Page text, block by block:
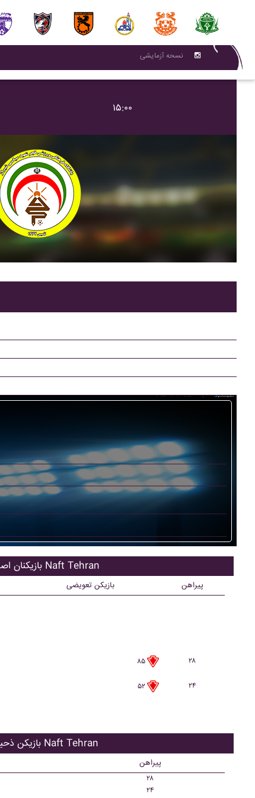
نسحه آزمایشی
۱۵:۰۰
بازیکنان اصلی Naft Tehran
بازیکن تعویضی پیراهن
۸۵
۲۸
۵۲
۲۴
بازیکن ذحیره Naft Tehran
پیراهن
۲۸
۲۴